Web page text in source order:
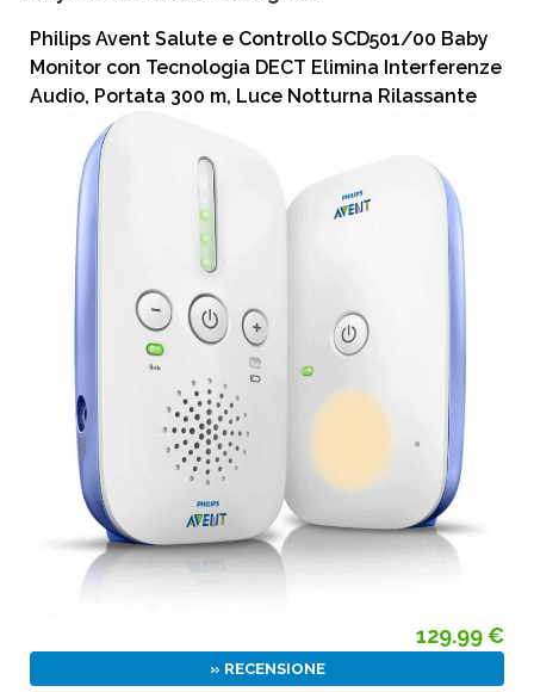
Philips Avent Salute e Controllo SCD501/00 Baby
Monitor con Tecnologia DECT Elimina Interferenze
Audio, Portata 300 m, Luce Notturna Rilassante
129.99 €
» RECENSIONE